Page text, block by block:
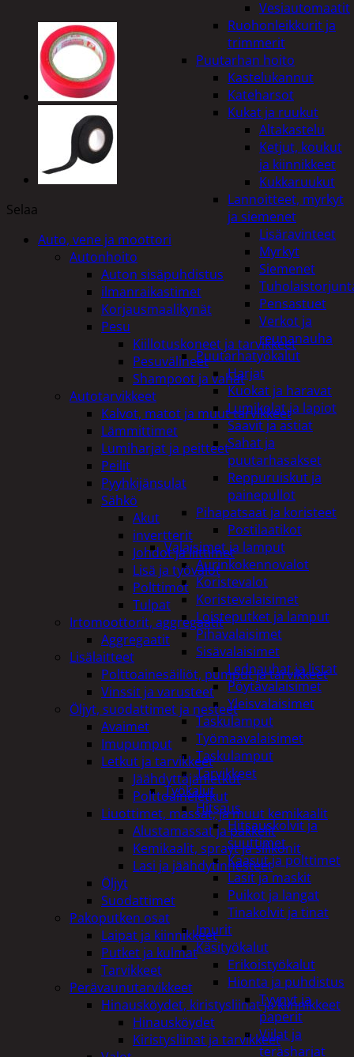
Vesiautomaatit
Ruohonleikkurit ja
trimmerit
Puutarhan hoito
Kastelukannut
Kateharsot
Kukat ja ruukut
Altakastelu
Ketjut, koukut
ja kiinnikkeet
Kukkaruukut
Lannoitteet, myrkyt
ja siemenet
Lisäravinteet
Myrkyt
Siemenet
Pensastuet
Verkot ja
reunanauha
Puutarhatyökalut
Harjat
Kuokat ja haravat
Lumikolat ja lapiot
Saavit ja astiat
Sahat ja
puutarhasakset
Reppuruiskut ja
painepullot
Pihapatsaat ja koristeet
Postilaatikot
Valaisimet ja lamput
Aurinkokennovalot
Koristevalot
Koristevalaisimet
Loisteputket ja lamput
Pihavalaisimet
Sisävalaisimet
Lednauhat ja listat
Pöytävalaisimet
Yleisvalaisimet
Taskulamput
Työmaavalaisimet
Taskulamput
Tarvikkeet
Työkalut
Hitsaus
Hitsauskolvit ja
suuttimet
Kaasut ja polttimet
Lasit ja maskit
Puikot ja langat
Tinakolvit ja tinat
Imurit
Käsityökalut
Erikoistyökalut
Hionta ja puhdistus
Tyynyt ja
paperit
Viilat ja
teräsharjat
Selaa
Auto, vene ja moottori
Autonhoito
Auton sisäpuhdistus
ilmanraikastimet
Korjausmaalikynät
Pesu
Kiillotuskoneet ja tarvikkeet
Pesuvälineet
Shampoot ja vahat
Autotarvikkeet
Kalvot, matot ja muut tarvikkeet
Lämmittimet
Lumiharjat ja peitteet
Peilit
Pyyhkijänsulat
Sähkö
Akut
invertterit
Johdot ja liittimet
Lisä ja työvalot
Polttimot
Tulpat
Irtomoottorit, aggregaatit
Aggregaatit
Lisälaitteet
Polttoainesäiliöt, pumput ja tarvikkeet
Vinssit ja varusteet
Öljyt, suodattimet ja nesteet
Avaimet
Imupumput
Letkut ja tarvikkeet
Jäähdyttäjänletkut
Polttoaineletkut
Liuottimet, massat, ja muut kemikaalit
Alustamassat ja pakkelit
Kemikaalit, sprayt ja silikonit
Lasi ja jäähdytinnesteet
Öljyt
Suodattimet
Pakoputken osat
Laipat ja kiinnikkeet
Putket ja kulmat
Tarvikkeet
Perävaunutarvikkeet
Hinausköydet, kiristysliinat ja kiinnikkeet
Hinausköydet
Kiristysliinat ja tarvikkeet